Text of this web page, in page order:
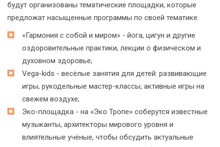
будут организованы тематические площадки, которые
предложат насыщенные программы по своей тематике:
«Гармония с собой и миром» - йога, цигун и другие
оздоровительные практики, лекции о физическом и
духовном здоровье;
Vega-kids - весёлые занятия для детей: развивающие
игры, рукодельные мастер-классы, активные игры на
свежем воздухе;
Эко-площадка - на «Эко Тропе» соберутся известные
музыканты, архитекторы мирового уровня и
влиятельные учёные, чтобы обсудить актуальные